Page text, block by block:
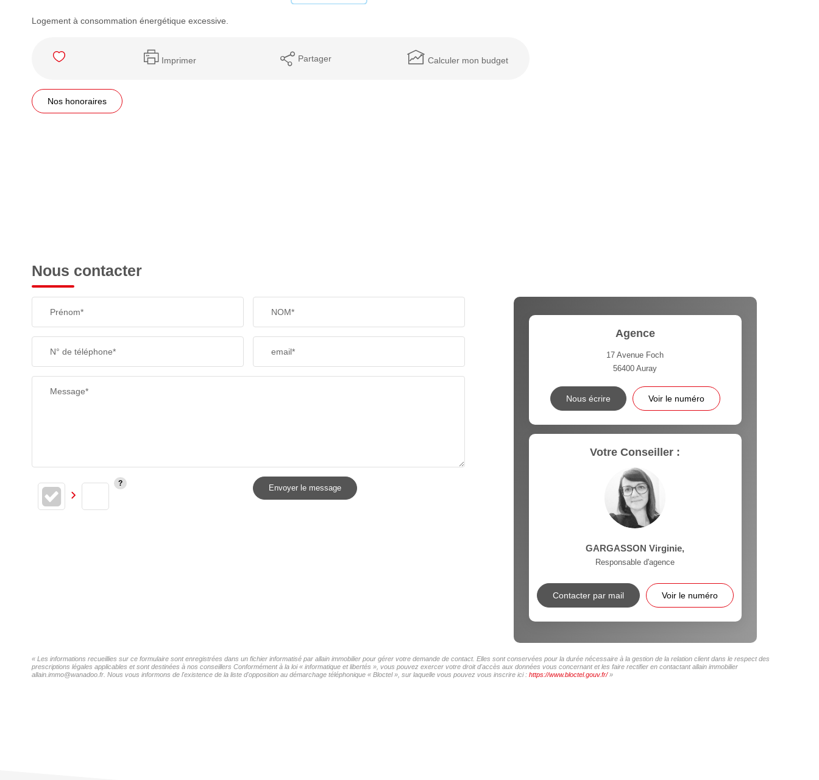
Logement à consommation énergétique excessive.
Imprimer Partager Calculer mon budget
Nos honoraires
Nous contacter
Prénom* NOM*
N° de téléphone* email*
Message*
Envoyer le message
Agence
17 Avenue Foch
56400Auray
Nous écrire Voir le numéro
Votre Conseiller :
GARGASSON Virginie,
Responsable d'agence
Contacter par mail Voir le numéro
« Les informations recueillies sur ce formulaire sont enregistrées dans un fichier informatisé par allain immobilier pour gérer votre demande de contact. Elles sont conservées pour la durée nécessaire à la gestion de la relation client dans le respect des
prescriptions légales applicables et sont destinées à nos conseillers Conformément à la loi « informatique et libertés », vous pouvez exercer votre droit d'accès aux données vous concernant et les faire rectifier en contactant allain immobilier
allain.immo@wanadoo.fr. Nous vous informons de l'existence de la liste d'opposition au démarchage téléphonique « Bloctel », sur laquelle vous pouvez vous inscrire ici : https://www.bloctel.gouv.fr/»